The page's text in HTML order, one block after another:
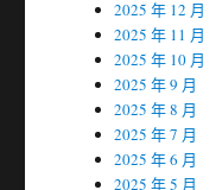
2025 年 12 月
2025 年 11 月
2025 年 10 月
2025 年 9 月
2025 年 8 月
2025 年 7 月
2025 年 6 月
2025 年 5 月